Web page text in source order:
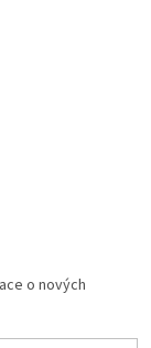
o nových